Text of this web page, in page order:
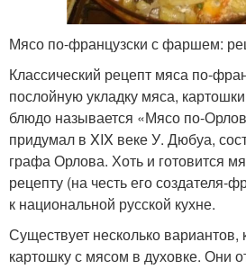
Мясо по-французски с фаршем:
Классический рецепт мяса по-
послойную укладку мяса,
блюдо называется «Мясо по-
придумал в XIX веке У. Дюбуа,
графа Орлова. Хоть и готовится
рецепту (на честь его создателя-
к национальной русской кухне.
Существует несколько вариантов,
картошку с мясом в духовке. Они